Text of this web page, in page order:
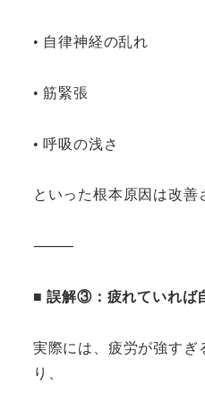
• 自律神経の乱れ
• 筋緊張
• 呼吸の浅さ
といった根本原因は改善
⸻
■ 誤解③：疲れていれば
実際には、疲労が強すぎ
り、